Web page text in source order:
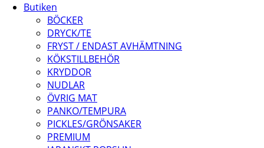
Butiken
BÖCKER
DRYCK/TE
FRYST / ENDAST AVHÄMTNING
KÖKSTILLBEHÖR
KRYDDOR
NUDLAR
ÖVRIG MAT
PANKO/TEMPURA
PICKLES/GRÖNSAKER
PREMIUM